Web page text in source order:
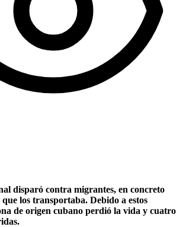
disparó contra migrantes, en concreto
los transportaba. Debido a estos
de origen cubano perdió la vida y cuatro